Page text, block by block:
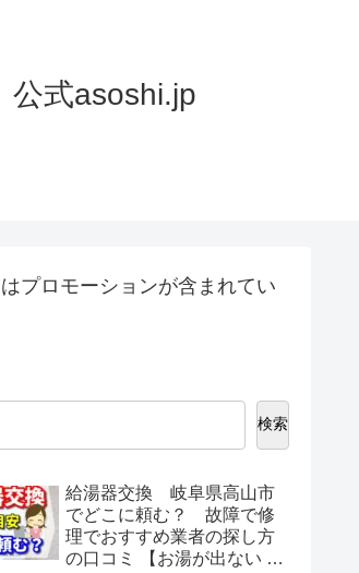
公式asoshi.jp
プロモーションが含まれてい
検索
給湯器交換 岐阜県高山市
でどこに頼む？ 故障で修
理でおすすめ業者の探し方
の口コミ 【お湯が出ない 水